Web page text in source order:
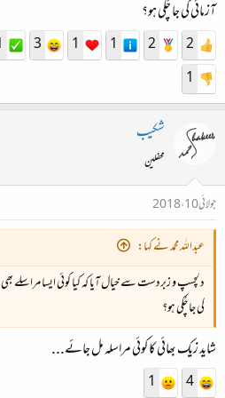
آزمائی کی جا چُکی ہو؟
2
2
1
1
3
1
شکیب
محفلین
جولائی 10، 2018
عبداللہ محمد نے کہا:
دلچسپ و زبردست سے خیال آیا کہ کیا کوئی ایسا مراسلے
کی جا چُکی ہو؟
شاید زیک بھائی کا کوئی مراسلہ مل جائے...
4
1